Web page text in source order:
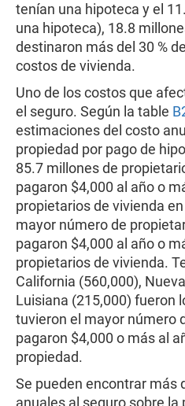
tenían una hipoteca y el
una hipoteca), 18.8
destinaron más del 30 %
costos de vivienda.
Uno de los costos que
el seguro. Según la table
estimaciones del costo
propiedad por pago de
85.7 millones de
pagaron $4,000 al año o
propietarios de vivienda
mayor número de
pagaron $4,000 al año o
propietarios de vivienda.
California (560,000),
Luisiana (215,000) fueron
tuvieron el mayor número
pagaron $4,000 o más al
propiedad.
Se pueden encontrar más
anuales al seguro sobre la